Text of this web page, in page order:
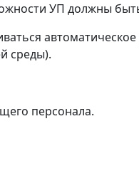
УП должны
среды).
персонала.